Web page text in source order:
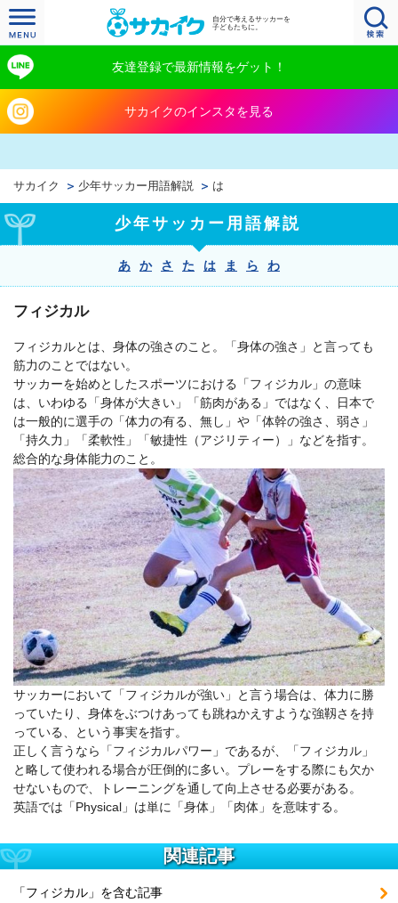
自分で考えるサッカーを
子どもたちに。
友達登録で最新情報をゲット！
サカイクのインスタを見る
サカイク 少年サッカー用語解説 は
少年サッカー用語解説
あ か さ た は ま ら わ
フィジカル
フィジカルとは、身体の強さのこと。「身体の強さ」と言っても
筋力のことではない。
サッカーを始めとしたスポーツにおける「フィジカル」の意味
は、いわゆる「身体が大きい」「筋肉がある」ではなく、日本で
は一般的に選手の「体力の有る、無し」や「体幹の強さ、弱さ」
「持久力」「柔軟性」「敏捷性（アジリティー）」などを指す。
総合的な身体能力のこと。
サッカーにおいて「フィジカルが強い」と言う場合は、体力に勝
っていたり、身体をぶつけあっても跳ねかえすような強靱さを持
っている、という事実を指す。
正しく言うなら「フィジカルパワー」であるが、「フィジカル」
と略して使われる場合が圧倒的に多い。プレーをする際にも欠か
せないもので、トレーニングを通して向上させる必要がある。
英語では「Physical」は単に「身体」「肉体」を意味する。
関連記事
「フィジカル」を含む記事